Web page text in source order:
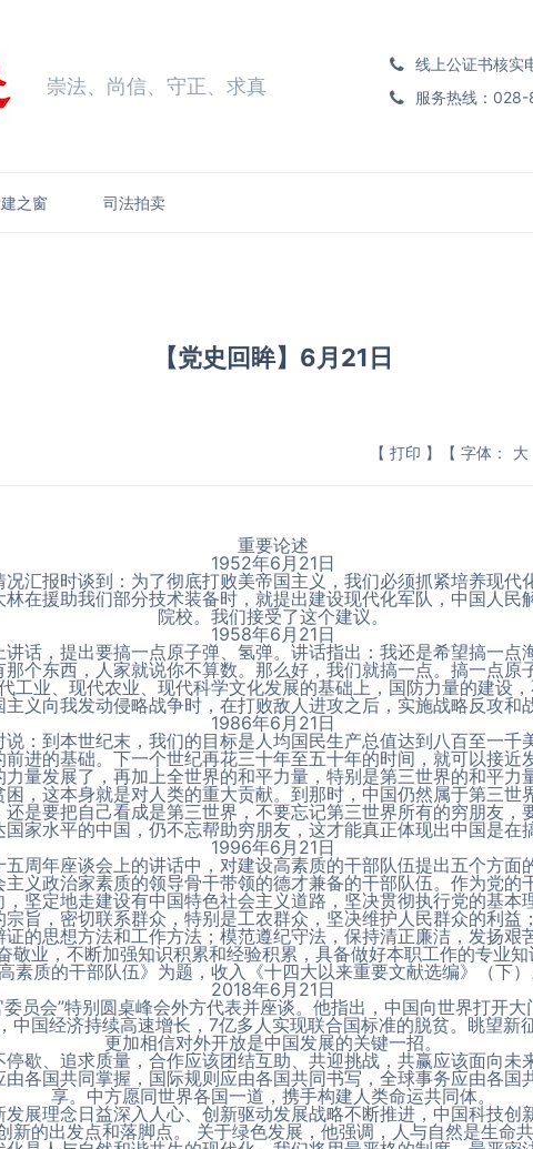
崇法、尚信、守正、求真
线上公证书核
服务热线：
之窗 司法拍卖
【党史回眸】6月21日
【 打印 】 【 字体： 大
重要论述
1952年6月21日
汇报时谈到：为了彻底打败美帝国主义，我们必须抓紧培养现代
在援助我们部分技术装备时，就提出建设现代化军队，中国人民
院校。我们接受了这个建议。
1958年6月21日
话，提出要搞一点原子弹、氢弹。讲话指出：我还是希望搞一点
个东西，人家就说你不算数。那么好，我们就搞一点。搞一点原
工业、现代农业、现代科学文化发展的基础上，国防力量的建设
义向我发动侵略战争时，在打败敌人进攻之后，实施战略反攻和
1986年6月21日
：到本世纪末，我们的目标是人均国民生产总值达到八百至一千
进的基础。下一个世纪再花三十年至五十年的时间，就可以接近
量发展了，再加上全世界的和平力量，特别是第三世界的和平力
，这本身就是对人类的重大贡献。到那时，中国仍然属于第三世
是要把自己看成是第三世界，不要忘记第三世界所有的穷朋友，
家水平的中国，仍不忘帮助穷朋友，这才能真正体现出中国是在
1996年6月21日
周年座谈会上的讲话中，对建设高素质的干部队伍提出五个方面
义政治家素质的领导骨干带领的德才兼备的干部队伍。作为党的
坚定地走建设有中国特色社会主义道路，坚决贯彻执行党的基本
旨，密切联系群众，特别是工农群众，坚决维护人民群众的利益
的思想方法和工作方法；模范遵纪守法，保持清正廉洁，发扬艰
敬业，不断加强知识积累和经验积累，具备做好本职工作的专业
素质的干部队伍》为题，收入《十四大以来重要文献选编》（下）
2018年6月21日
员会”特别圆桌峰会外方代表并座谈。他指出，中国向世界打开大
中国经济持续高速增长，7亿多人实现联合国标准的脱贫。眺望新
更加相信对外开放是中国发展的关键一招。
歇、追求质量，合作应该团结互助、共迎挑战，共赢应该面向未
各国共同掌握，国际规则应由各国共同书写，全球事务应由各国
享。中方愿同世界各国一道，携手构建人类命运共同体。
展理念日益深入人心、创新驱动发展战略不断推进，中国科技创
新的出发点和落脚点。 关于绿色发展，他强调，人与自然是生命